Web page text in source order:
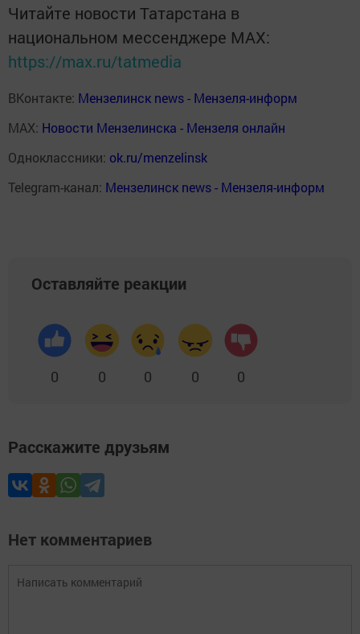
Читайте новости Татарстана в
национальном мессенджере MАХ:
https://max.ru/tatmedia
ВКонтакте: Мензелинск news - Мензеля-информ
MAX: Новости Мензелинска - Мензеля онлайн
Одноклассники: ok.ru/menzelinsk
Telegram-канал: Мензелинск news - Мензеля-информ
Оставляйте реакции
0 0 0 0 0
Расскажите друзьям
Нет комментариев